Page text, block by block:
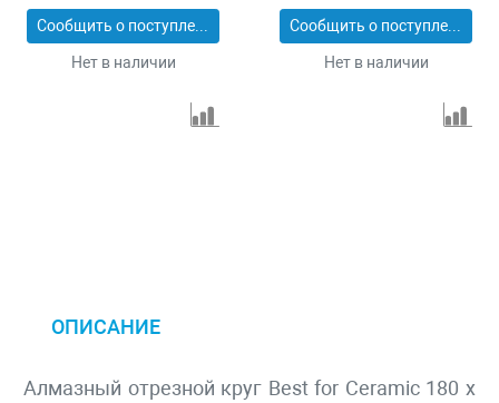
Сообщить о поступлении
Нет в наличии
Сообщить о поступлении
Нет в наличии
ОПИСАНИЕ
Алмазный отрезной круг Best for Ceramic 180 x